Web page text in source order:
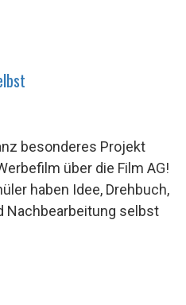
besonderes Projekt
über die Film AG!
haben Idee, Drehbuch,
Nachbearbeitung selbst